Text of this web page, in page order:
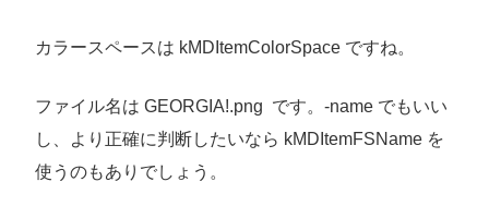
カラースペースは kMDItemColorSpace ですね。
ファイル名は GEORGIA!.png です。-name でもいい
し、より正確に判断したいなら kMDItemFSName を
使うのもありでしょう。